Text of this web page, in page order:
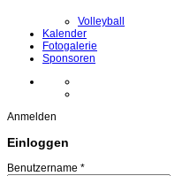
Volleyball
Kalender
Fotogalerie
Sponsoren
Anmelden
Einloggen
Benutzername *